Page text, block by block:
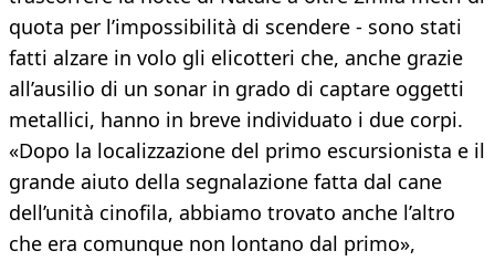
quota per l’impossibilità di scendere - sono stati
fatti alzare in volo gli elicotteri che, anche grazie
all’ausilio di un sonar in grado di captare oggetti
metallici, hanno in breve individuato i due corpi.
«Dopo la localizzazione del primo escursionista e il
grande aiuto della segnalazione fatta dal cane
dell’unità cinofila, abbiamo trovato anche l’altro
che era comunque non lontano dal primo»,